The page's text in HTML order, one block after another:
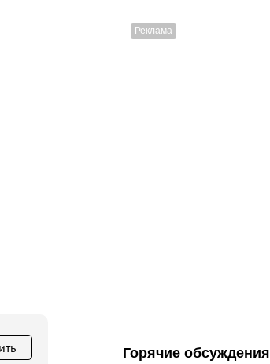
Горячие обсуждения